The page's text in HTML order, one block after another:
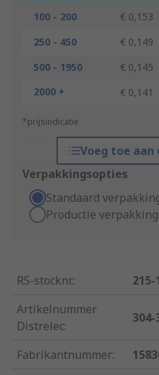
100 - 200
€ 0,153
250 - 450
€ 0,149
500 - 1950
€ 0,145
2000 +
€ 0,141
*prijsindicatie
Voeg toe
Verpakkingsopties
Standaard
Productie verpakking
RS-stocknr.:
215-
Artikelnummer
Distrelec:
304-
Fabrikantnummer: